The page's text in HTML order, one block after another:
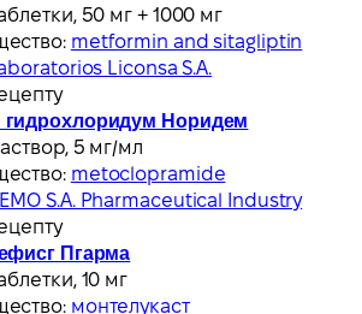
50 мг + 1000 мг
metformin and sitagliptin
Liconsa S.A.
Норидем
5 мг/мл
metoclopramide
S.A. Pharmaceutical Industry
Пгарма
10 мг
монтелукаст